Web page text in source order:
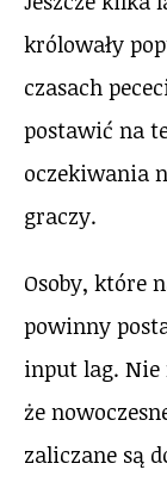
królowały
czasach
postawić na
oczekiwania
graczy.
Osoby, które
powinny
input lag. Nie
że
zaliczane są